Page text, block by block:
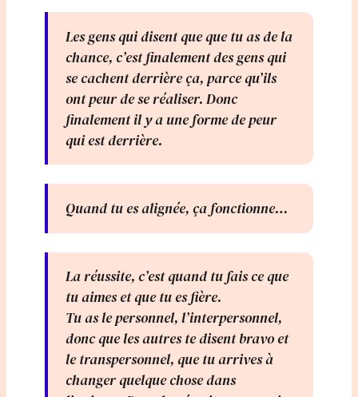
Les gens qui disent que que tu as de la
chance, c’est finalement des gens qui
se cachent derrière ça, parce qu’ils
ont peur de se réaliser. Donc
finalement il y a une forme de peur
qui est derrière.
Quand tu es alignée, ça fonctionne…
La réussite, c’est quand tu fais ce que
tu aimes et que tu es fière.
Tu as le personnel, l’interpersonnel,
donc que les autres te disent bravo et
le transpersonnel, que tu arrives à
changer quelque chose dans